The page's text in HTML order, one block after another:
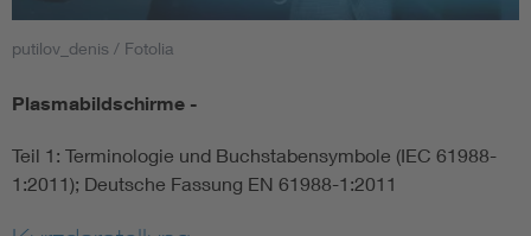
Smart Cities
DKE Fachinformationen im Kontext der Normung
Blitzschutz: DIN EN 62305 in der Übersicht
putilov_denis / Fotolia
Plasmabildschirme -
Teil 1: Terminologie und Buchstabensymbole (IEC 61988-
1:2011); Deutsche Fassung EN 61988-1:2011